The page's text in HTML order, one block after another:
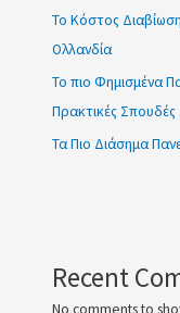
Το Κόστος
Ολλανδία
Το πιο Φημισμένα
Πρακτικές Σπουδές
Τα Πιο Διάσημα
Recent